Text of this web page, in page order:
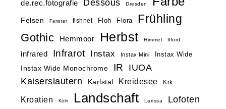
de.rec.fotografie Dessous Dresden
Felsen Fenster fishnet Floh Flora Frühling
Gothic Hemmoor Herbst Himmel Ilford
infrared Infrarot Instax Instax Mini
Instax Wide
Instax Wide Monochrome
IR
IUOA
Kaiserslautern
Karlstal Kreidesee Krk
Kroatien Köln Landschaft Larissa Lofoten